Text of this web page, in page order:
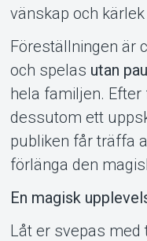
vänskap och
Föreställningen är
och spelas utan
hela familjen.
dessutom ett
publiken får träffa
förlänga den
En magisk
Låt er svepas med